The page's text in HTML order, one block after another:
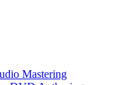
Mastering